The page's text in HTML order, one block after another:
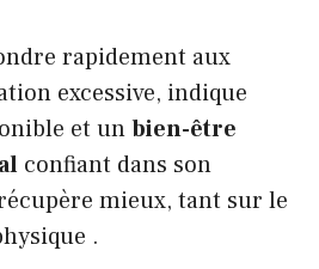
rapidement aux
excessive, indique
et unbien-être
confiant dans son
mieux, tant sur le
.